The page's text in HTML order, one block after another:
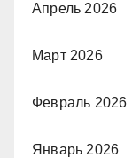
Апрель 2026
Март 2026
Февраль 2026
Январь 2026